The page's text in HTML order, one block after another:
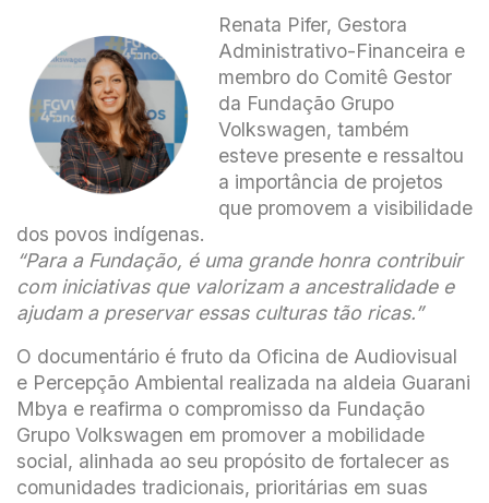
Renata Pifer, Gestora
Administrativo-Financeira e
membro do Comitê Gestor
da Fundação Grupo
Volkswagen, também
esteve presente e ressaltou
a importância de projetos
que promovem a visibilidade
dos povos indígenas.
“Para a Fundação, é uma grande honra contribuir
com iniciativas que valorizam a ancestralidade e
ajudam a preservar essas culturas tão ricas.”
O documentário é fruto da Oficina de Audiovisual
e Percepção Ambiental realizada na aldeia Guarani
Mbya e reafirma o compromisso da Fundação
Grupo Volkswagen em promover a mobilidade
social, alinhada ao seu propósito de fortalecer as
comunidades tradicionais, prioritárias em suas